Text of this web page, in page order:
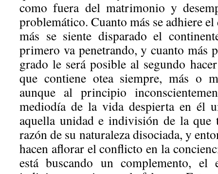
como fuera del matrimonio y
problemático. Cuanto más se adhiere
más se siente disparado el
primero va penetrando, y cuanto más
grado le será posible al segundo
que contiene otea siempre, más o
aunque al principio
mediodía de la vida despierta en él
aquella unidad e indivisión de la que
razón de su naturaleza disociada, y
hacen aflorar el conflicto en la
está buscando un complemento, el